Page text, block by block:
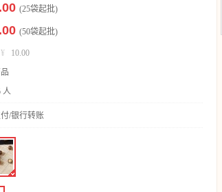
(25袋起批)
(50袋起批)
¥
10.00
人
/银行转账